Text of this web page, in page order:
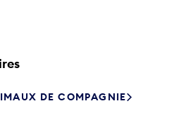
DE COMPAGNIE